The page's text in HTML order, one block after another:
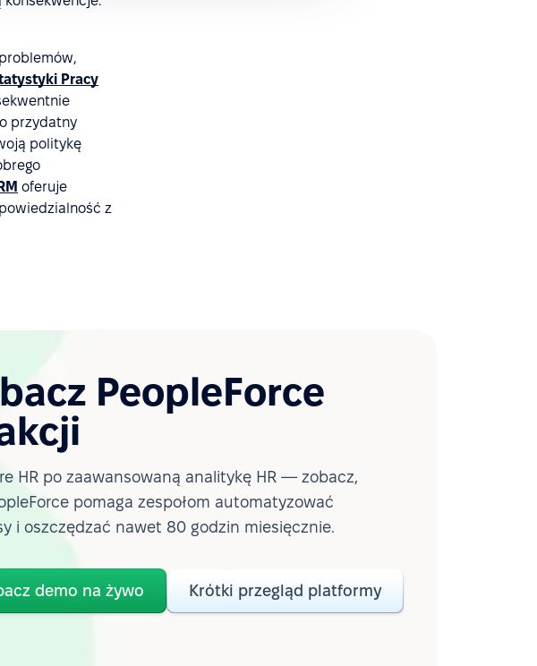
Pracy
przydatny
politykę
oferuje
z
PeopleForce
HR po zaawansowaną analitykę HR — zobacz,
pomaga zespołom automatyzować
i oszczędzać nawet 80 godzin miesięcznie.
demo na żywo Krótki przegląd platformy